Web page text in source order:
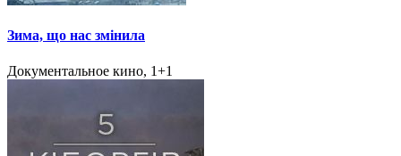
Зима, що нас змінила
Документальное кино, 1+1